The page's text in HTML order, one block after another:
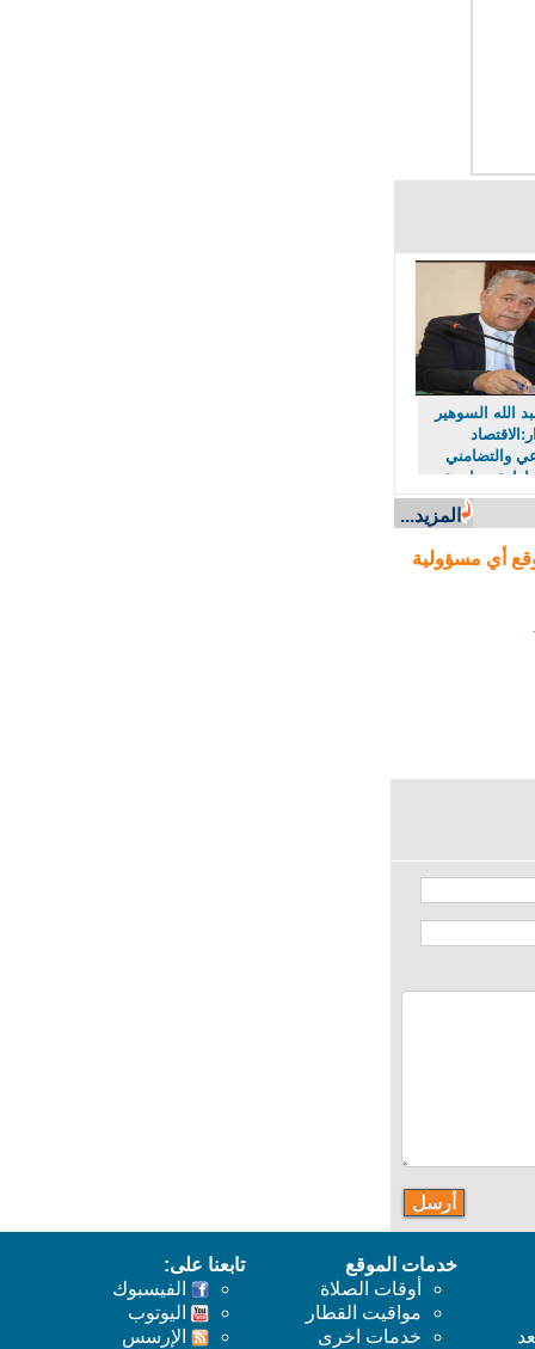
الله السوهير
والتضامني
سياسية
ومجتمعاًالمزيد...
أي مسؤولية
خدمات الموقع
أوقات الصلاة
مواقيت القطار
خدمات اخرى
تابعنا على:
الفيسبوك
اليوتوب
اﻹرسس